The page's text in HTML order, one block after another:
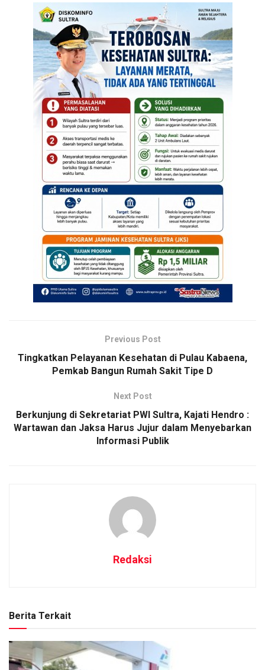
Previous Post
Tingkatkan Pelayanan Kesehatan di Pulau Kabaena,
Pemkab Bangun Rumah Sakit Tipe D
Next Post
Berkunjung di Sekretariat PWI Sultra, Kajati Hendro :
Wartawan dan Jaksa Harus Jujur dalam Menyebarkan
Informasi Publik
Redaksi
Berita Terkait